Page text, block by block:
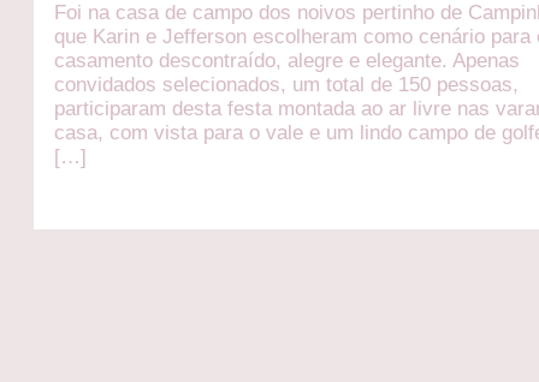
Foi na casa de campo dos noivos pertinho de
que Karin e Jefferson escolheram como cenário para
casamento descontraído, alegre e elegante. Apenas
convidados selecionados, um total de 150 pessoas,
participaram desta festa montada ao ar livre nas
casa, com vista para o vale e um lindo campo de
[…]